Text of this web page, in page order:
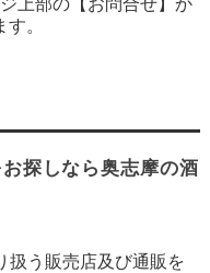
上部の【お問合せ】か
。
探しなら奥志摩の酒
扱う販売店及び通販を